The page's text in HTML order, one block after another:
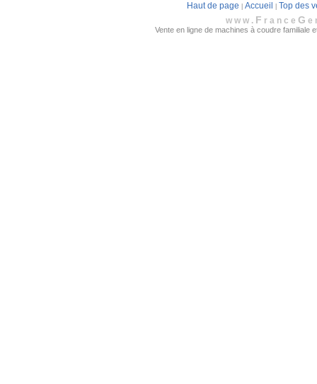
Haut de page Accueil
Top des
www. F rance G
Vente en ligne de machines à coudre familiale